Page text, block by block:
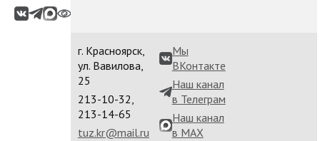
г. Красноярск,
ул. Вавилова,
25
213-10-32,
213-14-65
tuz.kr@mail.ru
Мы
ВКонтакте
Наш канал
в Телеграм
Наш канал
в MAX